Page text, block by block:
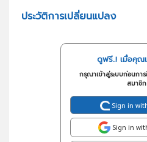
ประวัติการเปลี่ยนแปลง
ดูฟรี..! เมื่อคุณ
กรุณาเข้าสู่ระบบก่อนกา
สมาชิก
Sign in
Sign in